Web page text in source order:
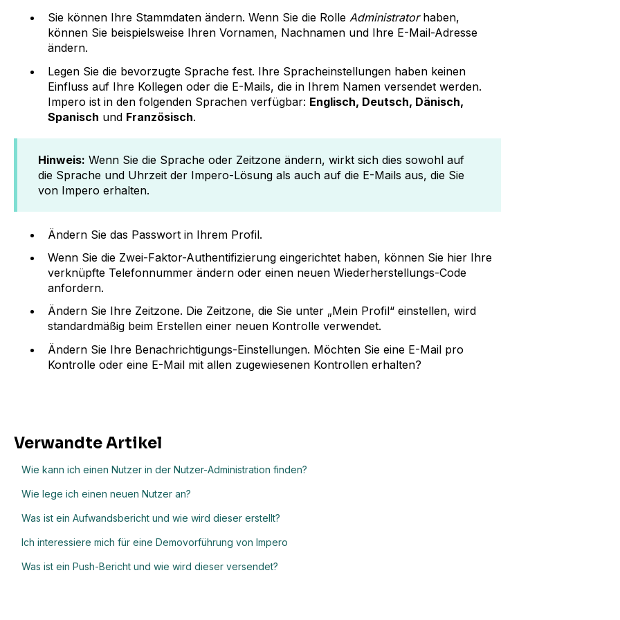
Sie können Ihre Stammdaten ändern. Wenn Sie die Rolle Administrator haben,
können Sie beispielsweise Ihren Vornamen, Nachnamen und Ihre E-Mail-Adresse
ändern.
Legen Sie die bevorzugte Sprache fest. Ihre Spracheinstellungen haben keinen
Einfluss auf Ihre Kollegen oder die E-Mails, die in Ihrem Namen versendet werden.
Impero ist in den folgenden Sprachen verfügbar: Englisch, Deutsch, Dänisch,
Spanisch und Französisch.
Hinweis: Wenn Sie die Sprache oder Zeitzone ändern, wirkt sich dies sowohl auf
die Sprache und Uhrzeit der Impero-Lösung als auch auf die E-Mails aus, die Sie
von Impero erhalten.
Ändern Sie das Passwort in Ihrem Profil.
Wenn Sie die Zwei-Faktor-Authentifizierung eingerichtet haben, können Sie hier Ihre
verknüpfte Telefonnummer ändern oder einen neuen Wiederherstellungs-Code
anfordern.
Ändern Sie Ihre Zeitzone. Die Zeitzone, die Sie unter „Mein Profil“ einstellen, wird
standardmäßig beim Erstellen einer neuen Kontrolle verwendet.
Ändern Sie Ihre Benachrichtigungs-Einstellungen. Möchten Sie eine E-Mail pro
Kontrolle oder eine E-Mail mit allen zugewiesenen Kontrollen erhalten?
Verwandte Artikel
Wie kann ich einen Nutzer in der Nutzer-Administration finden?
Wie lege ich einen neuen Nutzer an?
Was ist ein Aufwandsbericht und wie wird dieser erstellt?
Ich interessiere mich für eine Demovorführung von Impero
Was ist ein Push-Bericht und wie wird dieser versendet?